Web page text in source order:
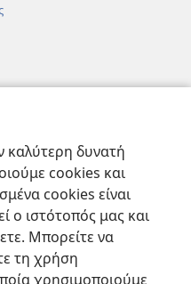
καλύτερη δυνατή
cookies και
cookies είναι
ο ιστότοπός μας και
Μπορείτε να
τη χρήση
χρησιμοποιούμε
και ΜΜΕ
Σκοπιάς™